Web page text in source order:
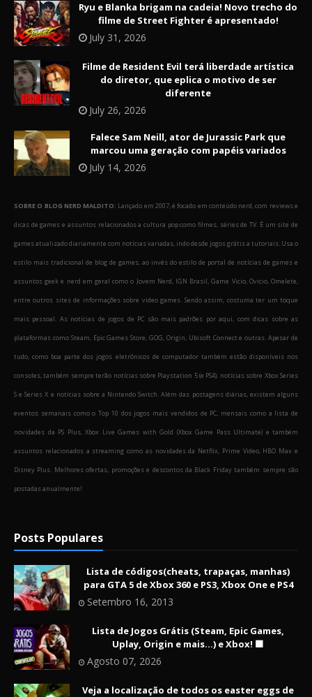
Ryu e Blanka brigam na cadeia! Novo trecho do
filme de Street Fighter é apresentado!
July 31, 2026
Filme de Resident Evil terá liberdade artística
do diretor, que eplica o motivo de ser
diferente
July 26, 2026
Falece Sam Neill, ator de Jurassic Park que
marcou uma geração com papéis variados
July 14, 2026
SOBRE O BLOG NERD MALDITO: Lançado em 2007, é focado em conteúdo nerd, com reviews e
dicas de games e assuntos relacionados a cultura pop como filmes, séries de TV. É um site de
games atualizado diariamente com notícias variadas, indo desde jogos grátis a tutoriais. Usa o
estilo mais tradicional de blog de games, ao invés do estilo de portal de notícias de games e
assuntos geek e nerd em geral como o Jovem Nerd, IGN Brasil, Game Vicio, Ovicio, Omelete,
entre outros sites de informações sobre video games. Sendo assim, costuma ter um toque
mais pessoal. As notícias de jogos de PC são mais padrões por aqui, com dicas sobre as
plataformas como Steam, Epic Games Store, GOG, Origin, Ubisoft Connect e outras. Apesar de
tudo, como boa parte dos jogos eletrônicos de computador também estão disponíveis nos
consoles, também sempre terão notícias sobre Playstation 5 (e PS4), notícias sobre Xbox Series
S e Series X e notícias sobre a Nintendo Switch. Além das postagens diárias, existem alguns
eventos semanais como o Top 10 dos jogos mais vendidos de PC, mensais como a lista de
novidades da PS Plus, Xbox Live Games with Gold (Xbox Game Pass Ultimate) e também
assuntos relacionados a streaming como as novidades da Netflix, Prime Video, HBO Max e
Disney Plus. Melhores ofertas, promoções e descontos da Black Friday também sempre são
postadas anualmente!
Posts Populares
Lista de códigos(cheats, trapaças, manhas)
para GTA 5 de Xbox 360 e PS3, Xbox One e PS4
Setembro 16, 2013
Lista de Jogos Grátis (Steam, Epic Games,
Uplay, Origin e mais...) e Xbox! 🟩
Agosto 07, 2026
Veja a localização de todos os easter eggs de